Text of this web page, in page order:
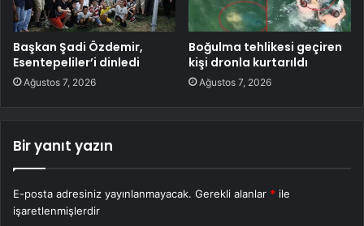
Başkan Şadi Özdemir,
Esentepeliler’i dinledi
Ağustos 7, 2026
Boğulma tehlikesi geçiren
kişi dronla kurtarıldı
Ağustos 7, 2026
Bir yanıt yazın
E-posta adresiniz yayınlanmayacak. Gerekli alanlar * ile
işaretlenmişlerdir